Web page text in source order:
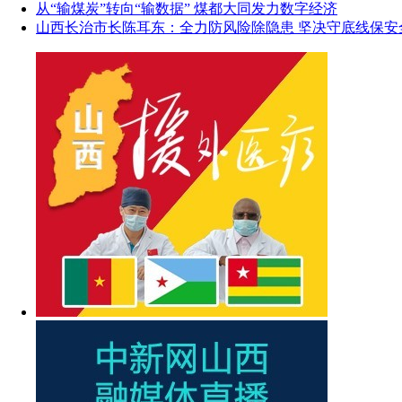
从“输煤炭”转向“输数据” 煤都大同发力数字经济
山西长治市长陈耳东：全力防风险除隐患 坚决守底线保安